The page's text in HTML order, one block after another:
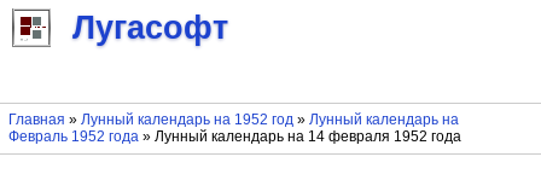
Лугасофт
Главная » Лунный календарь на 1952 год» Лунный календарь на
Февраль 1952 года» Лунный календарь на 14 февраля 1952 года